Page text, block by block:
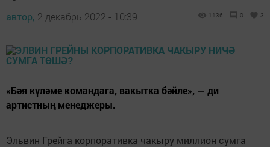
автор, 2 декабрь 2022 - 10:39 1136 0 3
«Бәя күләме командага, вакытка бәйле», — ди
артистның менеджеры.
Эльвин Грейга корпоративка чакыру миллион сумга